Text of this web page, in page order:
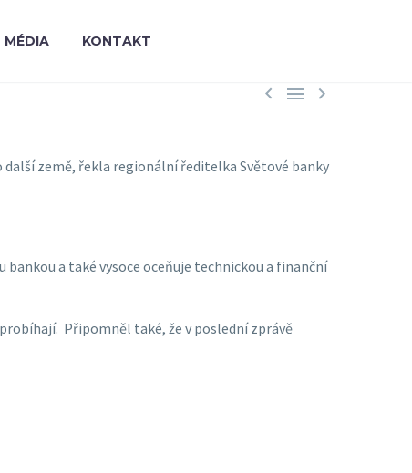
MÉDIA KONTAKT
  
země, řekla regionální ředitelka Světové banky
a také vysoce oceňuje technickou a finanční
Připomněl také, že v poslední zprávě